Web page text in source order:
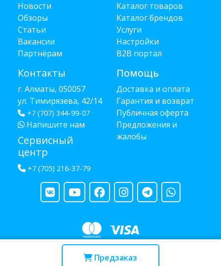
Предзаказ
Новости
Обзоры
Статьи
Вакансии
Партнёрам
Контакты
г. Алматы, 050057
ул. Тимирязева, 42/14
+7 (707) 344-99-07
Напишите нам
Сервисный
центр
+7 (705) 216-37-79
Каталог товаров
Каталог брендов
Услуги
Настройки
B2B портал
Помощь
Доставка и оплата
Гарантия и возврат
Публичная оферта
Предложения и
жалобы
Copyright © 2013 - 2026 RUBA - разработано